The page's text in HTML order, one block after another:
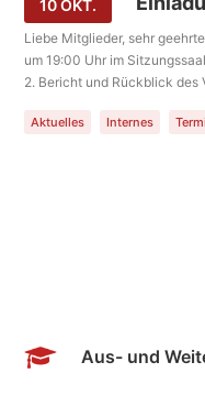
10 OKT.
Liebe Mitglieder, sehr
um 19:00 Uhr im
2. Bericht und Rückblick des
Aktuelles Internes
Aus- und